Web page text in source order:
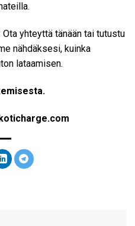
Ota yhteyttä tänään tai tutustu
nähdäksesi, kuinka
lataamisen.